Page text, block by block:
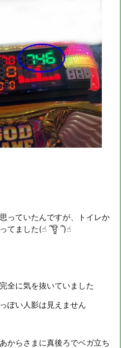
っていたんですが、トイレか
てました(☝︎ ՞ਊ ՞)☝︎
全に気を抜いていました
ぽい人影は見えません
からさまに真後ろでベガ立ち